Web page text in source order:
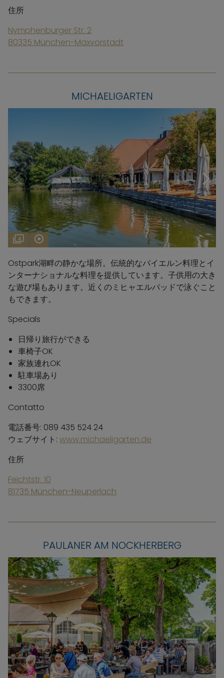
住所
Nymphenburger Str. 2
80335 München-Maxvorstadt
MICHAELIGARTEN
4
Ostpark湖畔の静かな場所。伝統的なバイエルン料理とイ
ンターナショナルな料理を提供しています。子供用の大き
な遊び場もあります。近くのミヒャエルバッドで泳ぐこと
もできます。
Specials
日帰り旅行ができる
車椅子OK
家族連れOK
駐車場あり
3300席
Contatto
電話番号: 089 435 524 24
ウェブサイト: www.michaeligarten.de
住所
Feichtstr. 10
81735 München-Neuperlach
PAULANER AM NOCKHERBERG